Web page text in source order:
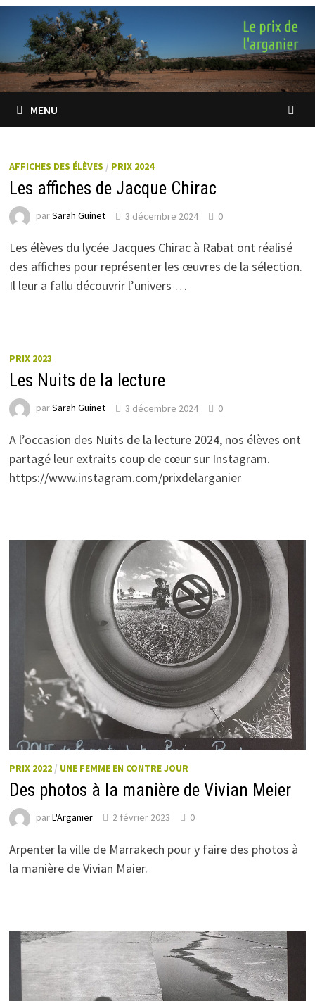
Passer
contenu
MENU
AFFICHES DES ÉLÈVES / PRIX 2024
Les affiches de Jacque Chirac
parSarah Guinet 3 décembre 2024 0
Les élèves du lycée Jacques Chirac à Rabat ont réalisé
des affiches pour représenter les œuvres de la sélection.
Il leur a fallu découvrir l’univers …
PRIX 2023
Les Nuits de la lecture
parSarah Guinet 3 décembre 2024 0
A l’occasion des Nuits de la lecture 2024, nos élèves ont
partagé leur extraits coup de cœur sur Instagram.
https://www.instagram.com/prixdelarganier
PRIX 2022/ UNE FEMME EN CONTRE JOUR
Des photos à la manière de Vivian Meier
parL'Arganier 2 février 2023 0
Arpenter la ville de Marrakech pour y faire des photos à
la manière de Vivian Maier.